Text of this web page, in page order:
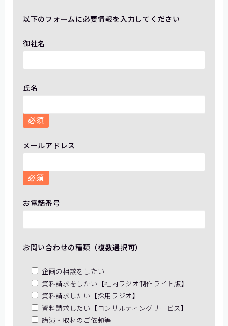
以下のフォームに必要情報を入力してください
御社名
氏名
必須
メールアドレス
必須
お電話番号
お問い合わせの種類（複数選択可）
企画の相談をしたい
資料請求をしたい【社内ラジオ制作ライト版】
資料請求したい【採用ラジオ】
資料請求したい【コンサルティングサービス】
講演・取材のご依頼等